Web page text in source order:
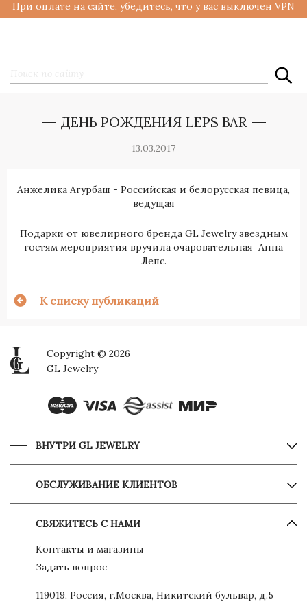
При оплате на сайте, убедитесь, что у вас выключен VPN
ДЕНЬ РОЖДЕНИЯ LEPS BAR
13.03.2017
Анжелика Агурбаш - Российская и белорусская певица,
ведущая
Подарки от ювелирного бренда GL Jewelry звездным
гостям мероприятия вручила очаровательная Анна
Лепс.
К списку публикаций
Copyright © 2026
GL Jewelry
ВНУТРИ GL JEWELRY
ОБСЛУЖИВАНИЕ КЛИЕНТОВ
СВЯЖИТЕСЬ С НАМИ
Контакты и магазины
Задать вопрос
119019, Россия, г.Москва, Никитский бульвар, д.5